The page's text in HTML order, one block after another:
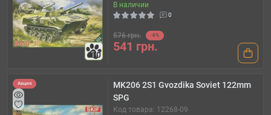
10
В наличии
0
576 грн. -6%
541 грн.
Акция
MK206 2S1 Gvozdika Soviet 122mm
SPG
Код товара: 12268-09